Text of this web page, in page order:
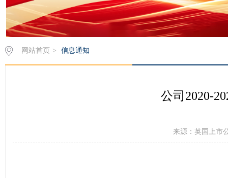
网站首页 > 信息通知
公司2020-
来源：英国上市